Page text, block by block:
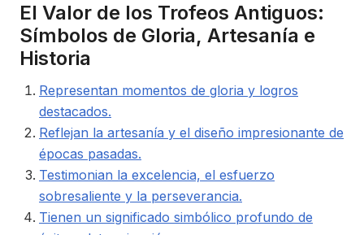
El Valor de los Trofeos Antiguos:
Símbolos de Gloria, Artesanía e
Historia
Representan momentos de gloria y logros
destacados.
Reflejan la artesanía y el diseño impresionante de
épocas pasadas.
Testimonian la excelencia, el esfuerzo
sobresaliente y la perseverancia.
Tienen un significado simbólico profundo de